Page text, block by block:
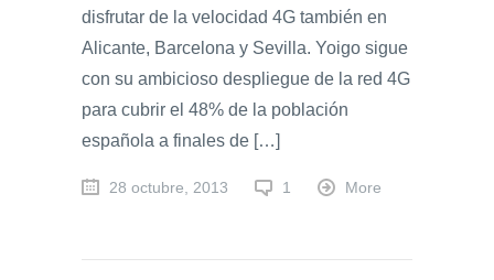
disfrutar de la velocidad 4G también en
Alicante, Barcelona y Sevilla. Yoigo sigue
con su ambicioso despliegue de la red 4G
para cubrir el 48% de la población
española a finales de […]
28 octubre, 2013 1 More